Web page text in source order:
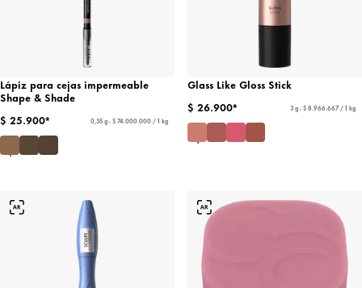
Lápiz para cejas impermeable
Shape & Shade
$ 25.900*
0,35 g - $ 74.000.000 / 1 kg
Glass Like Gloss Stick
$ 26.900*
3 g - $ 8.966.667 / 1 kg